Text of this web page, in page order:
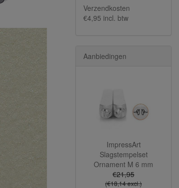
Verzendkosten
€4,95 incl. btw
Aanbiedingen
ImpressArt
Slagstempelset
Ornament M 6 mm
€21,95
(€18,14 excl.)